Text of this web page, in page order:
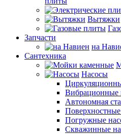
Вытяжки
Запчасти
на
Сантехника
Насосы
Вибрационные
Автономная
Погружные
Скважинные